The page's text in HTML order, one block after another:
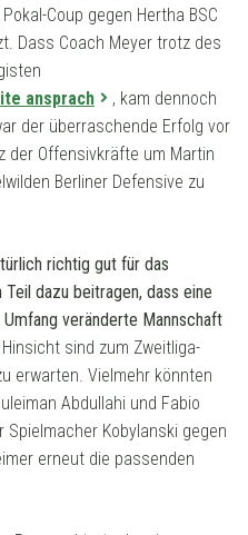
Coup gegen Hertha BSC
Dass Coach Meyer trotz des
ansprach
, kam dennoch
der überraschende Erfolg vor
der Offensivkräfte um Martin
Berliner Defensive zu
richtig gut für das
dazu beitragen, dass eine
veränderte Mannschaft
sind zum Zweitliga-
erwarten. Vielmehr könnten
Abdullahi und Fabio
Kobylanski gegen
erneut die passenden